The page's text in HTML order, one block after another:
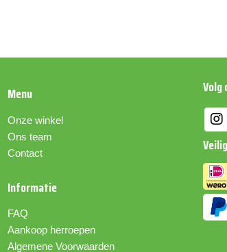
Menu
Onze winkel
Ons team
Contact
Informatie
FAQ
Aankoop herroepen
Algemene Voorwaarden
Volg